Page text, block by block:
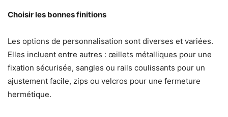
Choisir les bonnes finitions
Les options de personnalisation sont diverses et variées.
Elles incluent entre autres : œillets métalliques pour une
fixation sécurisée, sangles ou rails coulissants pour un
ajustement facile, zips ou velcros pour une fermeture
hermétique.